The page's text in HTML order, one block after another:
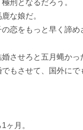
刑となるだろう。
な娘だ。
恋をもっと早く諦め
させろと五月蝿かっ
もさせて、国外にで
ヶ月。